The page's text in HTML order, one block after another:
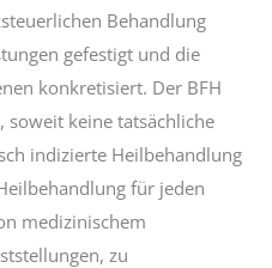
Behandlung
gefestigt und die
konkretisiert. Der BFH
soweit keine tatsächliche
indizierte Heilbehandlung
für jeden
medizinischem
zu